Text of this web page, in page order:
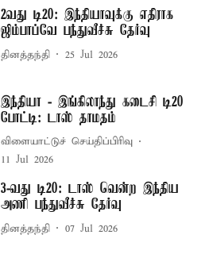
2வது டி20: இந்தியாவுக்கு எதிராக
ஜிம்பாப்வே பந்துவீச்சு தேர்வு
தினத்தந்தி 25 Jul 2026
இந்தியா - இங்கிலாந்து கடைசி டி20
போட்டி: டாஸ் தாமதம்
விளையாட்டுச் செய்திப்பிரிவு
11 Jul 2026
3-வது டி20: டாஸ் வென்ற இந்திய
அணி பந்துவீச்சு தேர்வு
தினத்தந்தி 07 Jul 2026